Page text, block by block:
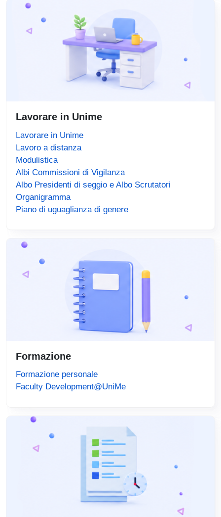
Lavorare in Unime
Lavorare in Unime
Lavoro a distanza
Modulistica
Albi Commissioni di Vigilanza
Albo Presidenti di seggio e Albo Scrutatori
Organigramma
Piano di uguaglianza di genere
Formazione
Formazione personale
Faculty Development@UniMe